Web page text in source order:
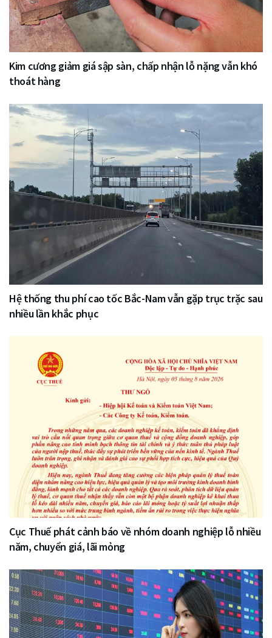
Kim cương giảm giá sập sàn, chấp nhận lỗ nặng vẫn khó
thoát hàng
Hệ thống thu phí cao tốc Bắc-Nam vẫn gặp trục trặc sau
nhiều lần khắc phục
Cục Thuế phát cảnh báo về nhóm doanh nghiệp lỗ nhiều
năm, chuyển giá, lãi mỏng